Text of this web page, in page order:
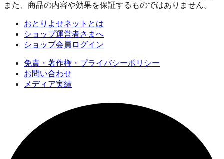
また、商品の内容や効果を保証するものではありません。
おとりよせネットとは
ショップ運営者さまへ
ショップ会員ログイン
免責・著作権・プライバシーポリシー
お問い合わせ
メディア実績